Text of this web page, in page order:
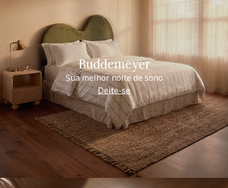
Buddemeyer
Sua melhor noite de sono
Deite-se